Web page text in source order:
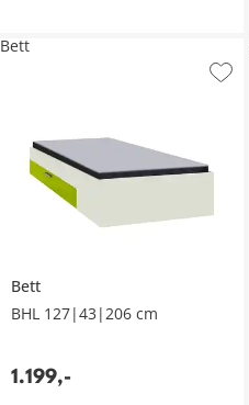
Bett
BHL 127|43|206 cm
1.199,-
Bett